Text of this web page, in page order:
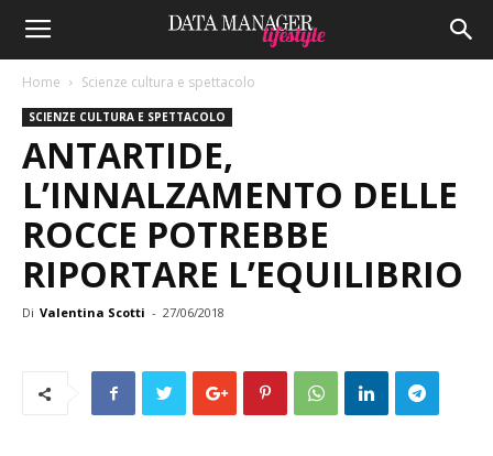
Home Scienze cultura e spettacolo
SCIENZE CULTURA E SPETTACOLO
ANTARTIDE,
L’INNALZAMENTO DELLE
ROCCE POTREBBE
RIPORTARE L’EQUILIBRIO
Di Valentina Scotti - 27/06/2018